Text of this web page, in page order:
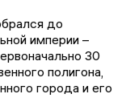
до
империи –
30
полигона,
города и его